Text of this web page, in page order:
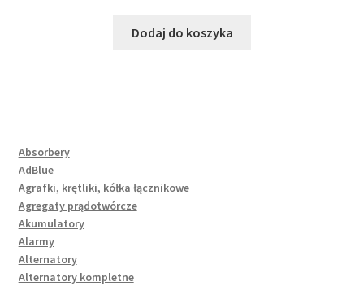
Dodaj do koszyka
Absorbery
AdBlue
Agrafki, krętliki, kółka łącznikowe
Agregaty prądotwórcze
Akumulatory
Alarmy
Alternatory
Alternatory kompletne